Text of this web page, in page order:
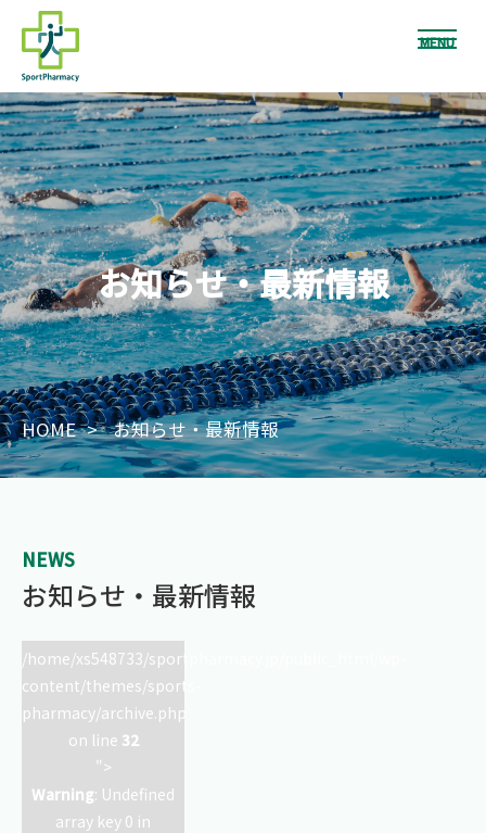
MENU
お知らせ・最新情報
HOME お知らせ・最新情報
NEWS
お知らせ・最新情報
/home/xs548733/sportpharmacy.jp/public_html/wp-
content/themes/sports-
pharmacy/archive.php
on line 32
">
Warning: Undefined
array key 0 in